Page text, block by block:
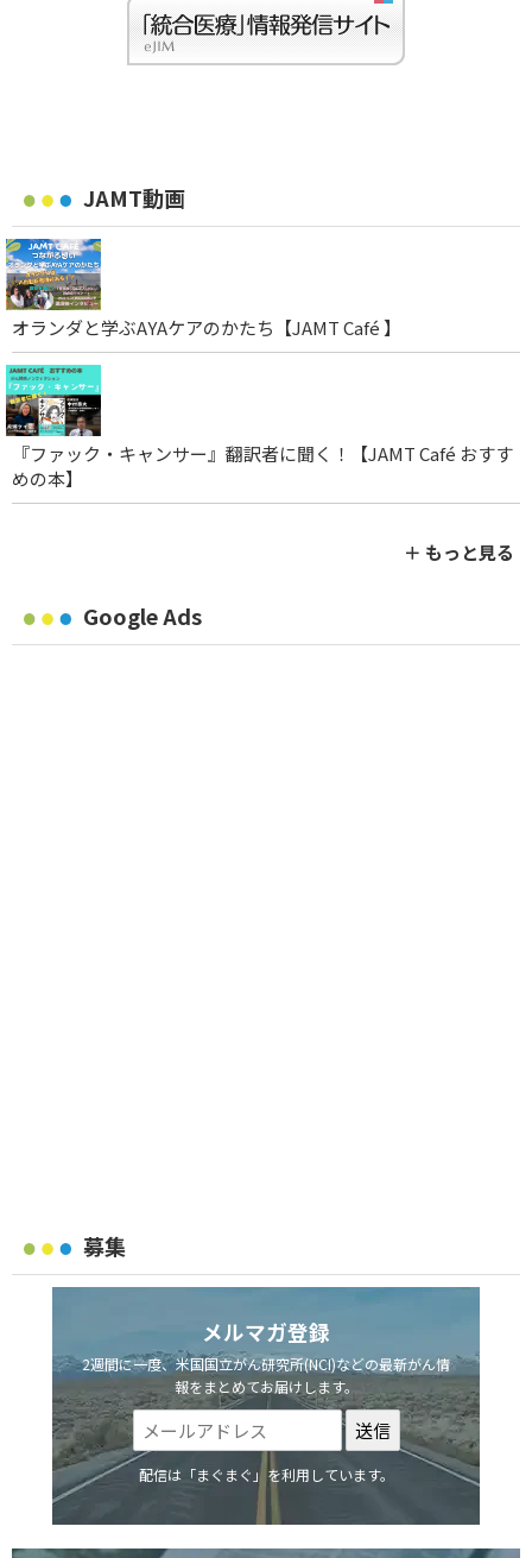
JAMT動画
オランダと学ぶAYAケアのかたち【JAMT Café 】
『ファック・キャンサー』翻訳者に聞く！【JAMT Café おすす
めの本】
＋ もっと見る
Google Ads
募集
メルマガ登録
2週間に一度、米国国立がん研究所(NCI)などの最新がん情
報をまとめてお届けします。
配信は「まぐまぐ」を利用しています。